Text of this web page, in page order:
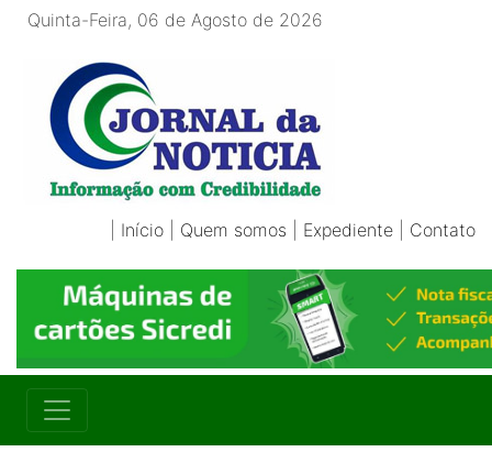
Quinta-Feira, 06 de Agosto de 2026
Início Quem somos Expediente Contato